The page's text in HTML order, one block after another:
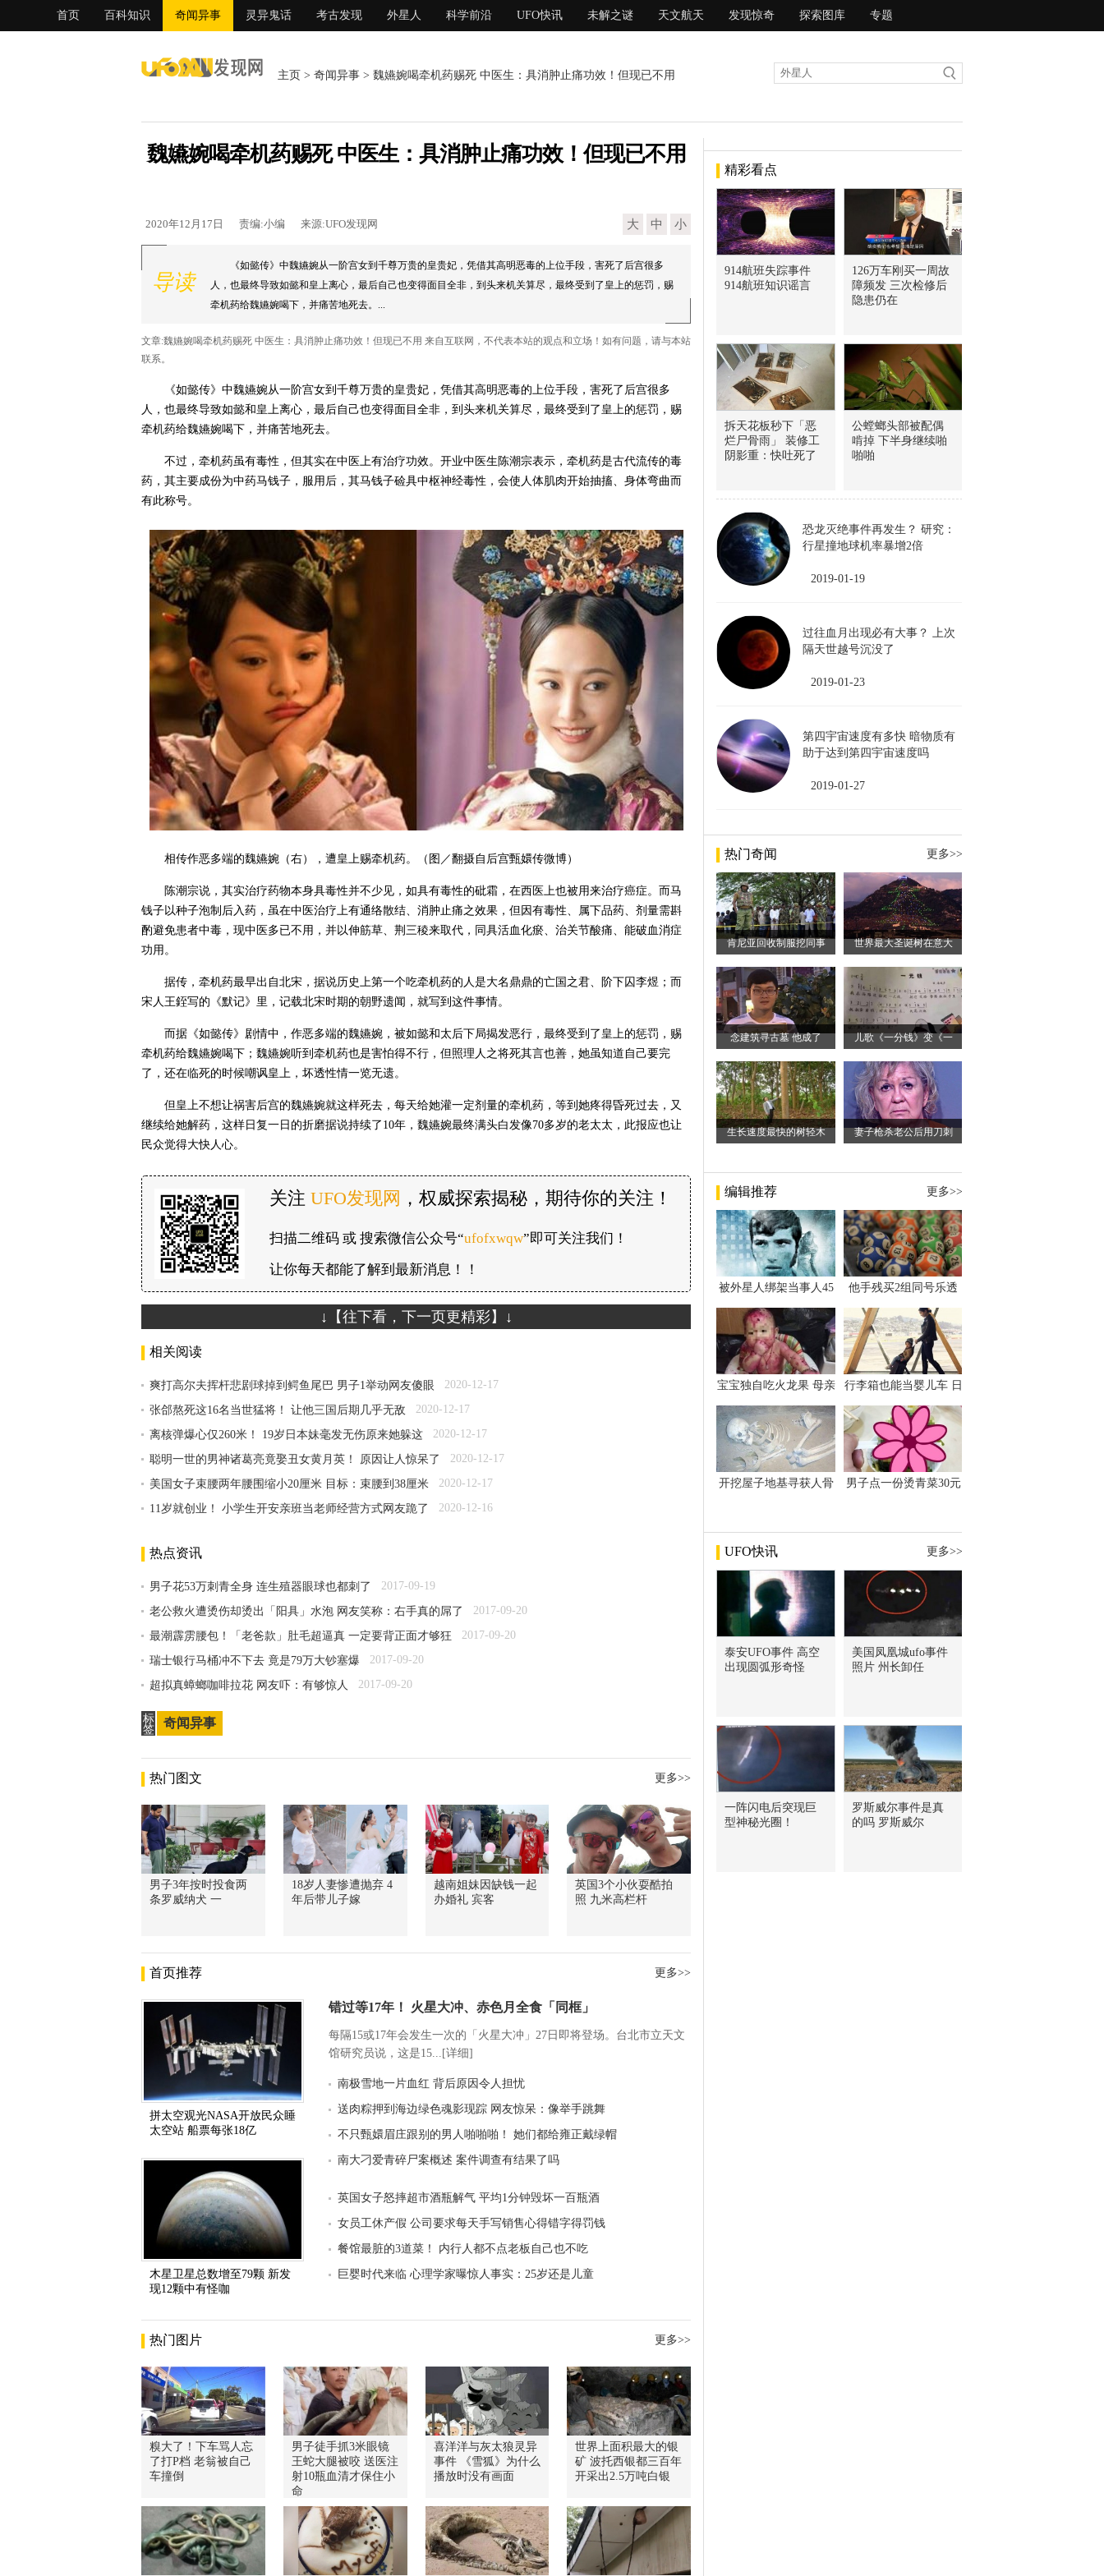
首页 百科知识 奇闻异事 灵异鬼话 考古发现 外星人 科学前沿 UFO快讯 未解之谜 天文航天 发现惊奇 探索图库 专题
主页 > 奇闻异事 > 魏嬿婉喝牵机药赐死 中医生：具消肿止痛功效！但现已不用
魏嬿婉喝牵机药赐死 中医生：具消肿止痛功效！但现已不用
2020年12月17日 责编:小编 来源:UFO发现网 大 中 小
导读
《如懿传》中魏嬿婉从一阶宫女到千尊万贵的皇贵妃，凭借其高明恶毒的上位手段，害死了后宫很多
人，也最终导致如懿和皇上离心，最后自己也变得面目全非，到头来机关算尽，最终受到了皇上的惩罚，赐
牵机药给魏嬿婉喝下，并痛苦地死去。...
文章:魏嬿婉喝牵机药赐死 中医生：具消肿止痛功效！但现已不用 来自互联网，不代表本站的观点和立场！如有问题，请与本站
联系。
《如懿传》中魏嬿婉从一阶宫女到千尊万贵的皇贵妃，凭借其高明恶毒的上位手段，害死了后宫很多
人，也最终导致如懿和皇上离心，最后自己也变得面目全非，到头来机关算尽，最终受到了皇上的惩罚，赐
牵机药给魏嬿婉喝下，并痛苦地死去。
不过，牵机药虽有毒性，但其实在中医上有治疗功效。开业中医生陈潮宗表示，牵机药是古代流传的毒
药，其主要成份为中药马钱子，服用后，其马钱子硷具中枢神经毒性，会使人体肌肉开始抽搐、身体弯曲而
有此称号。
相传作恶多端的魏嬿婉（右），遭皇上赐牵机药。（图／翻摄自后宫甄嬛传微博）
陈潮宗说，其实治疗药物本身具毒性并不少见，如具有毒性的砒霜，在西医上也被用来治疗癌症。而马
钱子以种子泡制后入药，虽在中医治疗上有通络散结、消肿止痛之效果，但因有毒性、属下品药、剂量需斟
酌避免患者中毒，现中医多已不用，并以伸筋草、荆三稜来取代，同具活血化瘀、治关节酸痛、能破血消症
功用。
据传，牵机药最早出自北宋，据说历史上第一个吃牵机药的人是大名鼎鼎的亡国之君、阶下囚李煜；而
宋人王銍写的《默记》里，记载北宋时期的朝野遗闻，就写到这件事情。
而据《如懿传》剧情中，作恶多端的魏嬿婉，被如懿和太后下局揭发恶行，最终受到了皇上的惩罚，赐
牵机药给魏嬿婉喝下；魏嬿婉听到牵机药也是害怕得不行，但照理人之将死其言也善，她虽知道自己要完
了，还在临死的时候嘲讽皇上，坏透性情一览无遗。
但皇上不想让祸害后宫的魏嬿婉就这样死去，每天给她灌一定剂量的牵机药，等到她疼得昏死过去，又
继续给她解药，这样日复一日的折磨据说持续了10年，魏嬿婉最终满头白发像70多岁的老太太，此报应也让
民众觉得大快人心。
关注 UFO发现网 ，权威探索揭秘，期待你的关注！
扫描二维码 或 搜索微信公众号“ufofxwqw”即可关注我们！
让你每天都能了解到最新消息！！
↓【往下看，下一页更精彩】↓
相关阅读
爽打高尔夫挥杆悲剧球掉到鳄鱼尾巴 男子1举动网友傻眼 2020-12-17
张郃熬死这16名当世猛将！ 让他三国后期几乎无敌 2020-12-17
离核弹爆心仅260米！ 19岁日本妹毫发无伤原来她躲这 2020-12-17
聪明一世的男神诸葛亮竟娶丑女黄月英！ 原因让人惊呆了 2020-12-17
美国女子束腰两年腰围缩小20厘米 目标：束腰到38厘米 2020-12-17
11岁就创业！ 小学生开安亲班当老师经营方式网友跪了 2020-12-16
热点资讯
男子花53万刺青全身 连生殖器眼球也都刺了 2017-09-19
老公救火遭烫伤却烫出「阳具」水泡 网友笑称：右手真的屌了 2017-09-20
最潮霹雳腰包！「老爸款」肚毛超逼真 一定要背正面才够狂 2017-09-20
瑞士银行马桶冲不下去 竟是79万大钞塞爆 2017-09-20
超拟真蟑螂咖啡拉花 网友吓：有够惊人 2017-09-20
标
签
奇闻异事
热门图文 更多>>
男子3年按时投食两
条罗威纳犬 一
18岁人妻惨遭抛弃 4
年后带儿子嫁
越南姐妹因缺钱一起
办婚礼 宾客
英国3个小伙耍酷拍
照 九米高栏杆
首页推荐 更多>>
拼太空观光NASA开放民众睡
太空站 船票每张18亿
木星卫星总数增至79颗 新发
现12颗中有怪咖
错过等17年！ 火星大冲、赤色月全食「同框」
每隔15或17年会发生一次的「火星大冲」27日即将登场。台北市立天文
馆研究员说，这是15...[详细]
南极雪地一片血红 背后原因令人担忧
送肉粽押到海边绿色魂影现踪 网友惊呆：像举手跳舞
不只甄嬛眉庄跟别的男人啪啪啪！ 她们都给雍正戴绿帽
南大刁爱青碎尸案概述 案件调查有结果了吗
英国女子怒摔超市酒瓶解气 平均1分钟毁坏一百瓶酒
女员工休产假 公司要求每天手写销售心得错字得罚钱
餐馆最脏的3道菜！ 内行人都不点老板自己也不吃
巨婴时代来临 心理学家曝惊人事实：25岁还是儿童
热门图片 更多>>
糗大了！下车骂人忘
了打P档 老翁被自己
车撞倒
男子徒手抓3米眼镜
王蛇大腿被咬 送医注
射10瓶血清才保住小
命
喜洋洋与灰太狼灵异
事件 《雪狐》为什么
播放时没有画面
世界上面积最大的银
矿 波托西银都三百年
开采出2.5万吨白银
精彩看点
914航班失踪事件
914航班知识谣言
126万车刚买一周故
障频发 三次检修后
隐患仍在
拆天花板秒下「恶
烂尸骨雨」 装修工
阴影重：快吐死了
公螳螂头部被配偶
啃掉 下半身继续啪
啪啪
恐龙灭绝事件再发生？ 研究：
行星撞地球机率暴增2倍
2019-01-19
过往血月出现必有大事？ 上次
隔天世越号沉没了
2019-01-23
第四宇宙速度有多快 暗物质有
助于达到第四宇宙速度吗
2019-01-27
热门奇闻 更多>>
肯尼亚回收制服挖同事 世界最大圣诞树在意大
念建筑寻古墓 他成了 儿歌《一分钱》变《一
生长速度最快的树轻木 妻子枪杀老公后用刀刺
编辑推荐 更多>>
被外星人绑架当事人45
斯卡古拉事件
他手残买2组同号乐透
万
宝宝独自吃火龙果 母亲
行李箱也能当婴儿车 日
开挖屋子地基寻获人骨
男子点一份烫青菜30元
UFO快讯 更多>>
泰安UFO事件 高空
出现圆弧形奇怪
美国凤凰城ufo事件
照片 州长卸任
一阵闪电后突现巨
型神秘光圈！
罗斯威尔事件是真
的吗 罗斯威尔